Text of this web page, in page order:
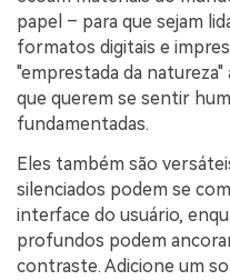
papel – para que sejam
formatos digitais e
"emprestada da
que querem se sentir
fundamentadas.
Eles também são
silenciados podem se
interface do usuário,
profundos podem
contraste. Adicione um